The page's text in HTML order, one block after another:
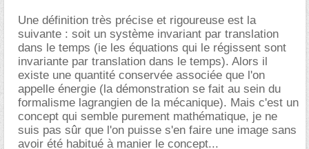
Une définition très précise et rigoureuse est la
suivante : soit un système invariant par translation
dans le temps (ie les équations qui le régissent sont
invariante par translation dans le temps). Alors il
existe une quantité conservée associée que l'on
appelle énergie (la démonstration se fait au sein du
formalisme lagrangien de la mécanique). Mais c'est un
concept qui semble purement mathématique, je ne
suis pas sûr que l'on puisse s'en faire une image sans
avoir été habitué à manier le concept...